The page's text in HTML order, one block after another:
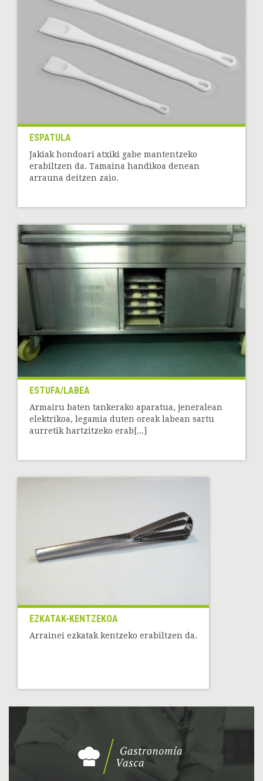
ESPATULA
Jakiak hondoari atxiki gabe mantentzeko
erabiltzen da. Tamaina handikoa denean
arrauna deitzen zaio.
ESTUFA/LABEA
Armairu baten tankerako aparatua, jeneralean
elektrikoa, legamia duten oreak labean sartu
aurretik hartzitzeko erab[...]
EZKATAK-KENTZEKOA
Arrainei ezkatak kentzeko erabiltzen da.